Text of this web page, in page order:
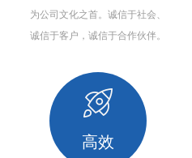
为公司文化之首。诚信于社会、
诚信于客户，诚信于合作伙伴。
高效